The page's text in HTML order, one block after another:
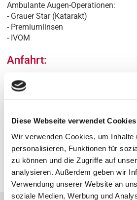
Diese Webseite verwendet Cookies
Wir verwenden Cookies, um Inhalte
personalisieren, Funktionen für
zu können und die Zugriffe auf
analysieren. Außerdem geben wir
Verwendung unserer Website an
soziale Medien, Werbung und
Ambulante Augen-Operationen:
- Grauer Star (Katarakt)
- Premiumlinsen
- IVOM
Anfahrt:
Sieker Landstr. 3
22927 Großhansdorf